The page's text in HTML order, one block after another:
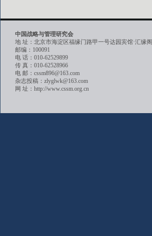
中国战略与管理研究会
地 址：北京市海淀区福缘门路甲一号达园宾馆·汇缘阁
邮编：100091
电 话：010-62529899
传 真：010-62528966
电 邮：cssm896@163.com
杂志投稿：zlyglwk@163.com
网 址：http://www.cssm.org.cn